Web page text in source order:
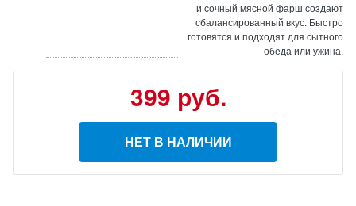
и сочный мясной фарш создают
сбалансированный вкус. Быстро
готовятся и подходят для сытного
обеда или ужина.
399 руб.
НЕТ В НАЛИЧИИ